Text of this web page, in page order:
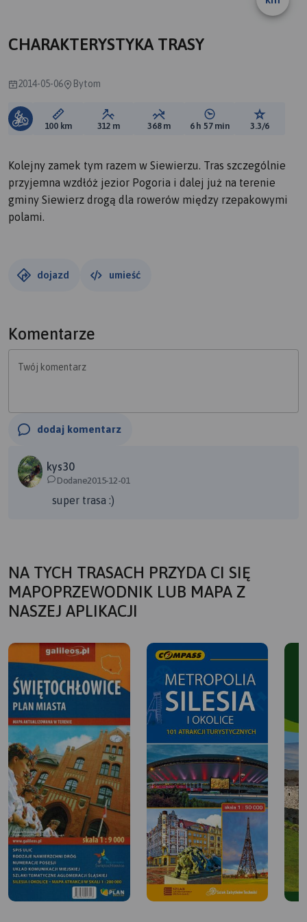
CHARAKTERYSTYKA TRASY
2014-05-06 Bytom
Długość trasy:
100 km Suma przewyższeń:
312 m Suma spadków:
368 m Średni czas potrzebny
6 h 57 min Ocena
3.3/6
Kolejny zamek tym razem w Siewierzu. Tras szczególnie
przyjemna wzdłóż jezior Pogoria i dalej już na terenie
gminy Siewierz drogą dla rowerów między rzepakowymi
polami.
dojazd umieść
Komentarze
Twój komentarz
dodaj komentarz
kys30
Dodane2015-12-01
super trasa :)
NA TYCH TRASACH PRZYDA CI SIĘ
MAPOPRZEWODNIK LUB MAPA Z
NASZEJ APLIKACJI